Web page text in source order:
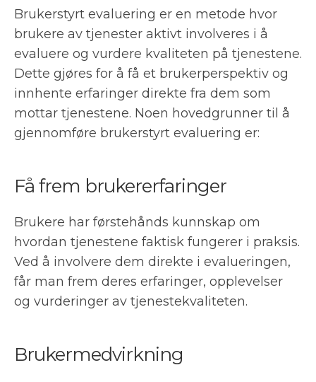
Brukerstyrt evaluering er en metode hvor
brukere av tjenester aktivt involveres i å
evaluere og vurdere kvaliteten på tjenestene.
Dette gjøres for å få et brukerperspektiv og
innhente erfaringer direkte fra dem som
mottar tjenestene. Noen hovedgrunner til å
gjennomføre brukerstyrt evaluering er:
Få frem brukererfaringer
Brukere har førstehånds kunnskap om
hvordan tjenestene faktisk fungerer i praksis.
Ved å involvere dem direkte i evalueringen,
får man frem deres erfaringer, opplevelser
og vurderinger av tjenestekvaliteten.
Brukermedvirkning